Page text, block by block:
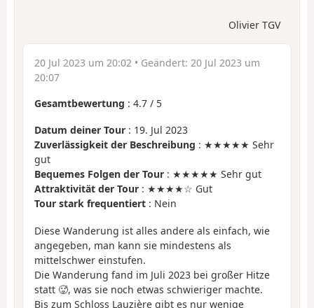
Olivier TGV
20 Jul 2023 um 20:02 • Geändert: 20 Jul 2023 um
20:07
Gesamtbewertung : 4.7 / 5
Datum deiner Tour : 19. Jul 2023
Zuverlässigkeit der Beschreibung : ★★★★★ Sehr
gut
Bequemes Folgen der Tour : ★★★★★ Sehr gut
Attraktivität der Tour : ★★★★☆ Gut
Tour stark frequentiert : Nein
Diese Wanderung ist alles andere als einfach, wie
angegeben, man kann sie mindestens als
mittelschwer einstufen.
Die Wanderung fand im Juli 2023 bei großer Hitze
statt 🥵, was sie noch etwas schwieriger machte.
Bis zum Schloss Lauzière gibt es nur wenige